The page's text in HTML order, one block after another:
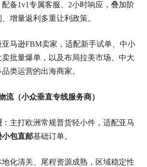
备1v1专属客服、2小时响应，叠加阶
增量返利多重让利政策。
马逊FBM卖家，适配新手试单、中小
批量爆单，以及布局拉美市场、中大
类运营的出海商家。
流（小众垂直专线服务商）
：主打欧洲常规普货轻小件，适配亚马
小包直邮基础订单。
化清关、尾程资源成熟，区域稳定性